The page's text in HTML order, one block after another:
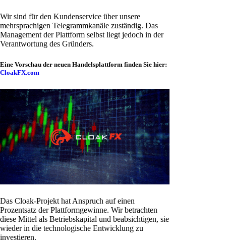
Wir sind für den Kundenservice über unsere
mehrsprachigen Telegrammkanäle zuständig. Das
Management der Plattform selbst liegt jedoch in der
Verantwortung des Gründers.
Eine Vorschau der neuen Handelsplattform finden Sie hier:
CloakFX.com
Das Cloak-Projekt hat Anspruch auf einen
Prozentsatz der Plattformgewinne. Wir betrachten
diese Mittel als Betriebskapital und beabsichtigen, sie
wieder in die technologische Entwicklung zu
investieren.